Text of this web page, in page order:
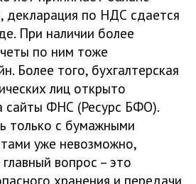
декларация по НДС сдается
При наличии более
по ним тоже
Более того, бухгалтерская
лиц открыто
сайты ФНС (Ресурс БФО).
только с бумажными
уже невозможно,
вопрос – это
хранения и передачи